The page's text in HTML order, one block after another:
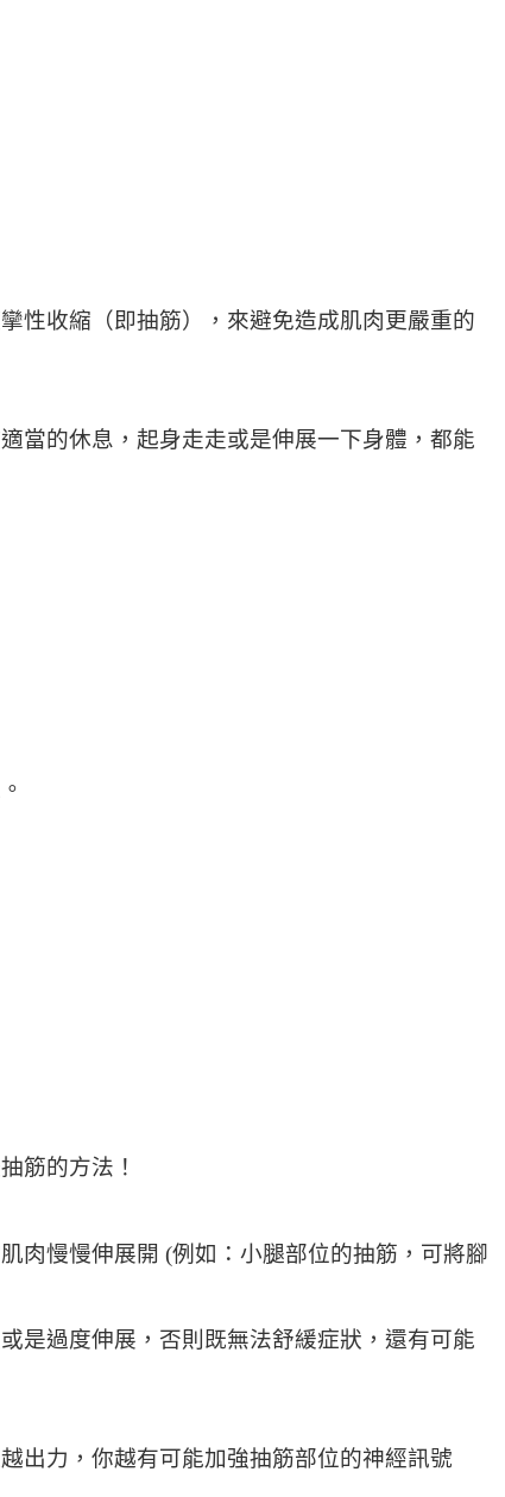
性收縮（即抽筋），來避免造成肌肉更嚴重的
當的休息，起身走走或是伸展一下身體，都能
筋的方法！
肉慢慢伸展開 (例如：小腿部位的抽筋，可將腳
是過度伸展，否則既無法舒緩症狀，還有可能
出力，你越有可能加強抽筋部位的神經訊號